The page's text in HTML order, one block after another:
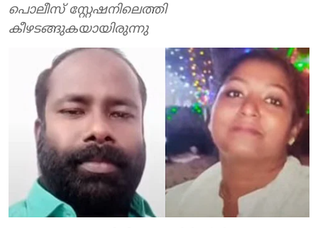
പൊലീസ് സ്റ്റേഷനിലെത്തി
കീഴടങ്ങുകയായിരുന്നു